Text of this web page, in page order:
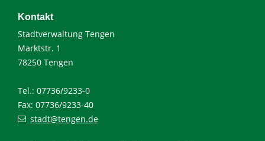
Kontakt
Stadtverwaltung Tengen
Marktstr. 1
78250 Tengen
Tel.: 07736/9233-0
Fax: 07736/9233-40
stadt@tengen.de